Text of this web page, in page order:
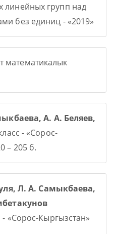
линейных групп над
без единиц - «2019»
математикалык
А. А. Беляев,
- «Сорос-
– 205 б.
Л. А. Самыкбаева,
«Сорос-Кыргызстан»